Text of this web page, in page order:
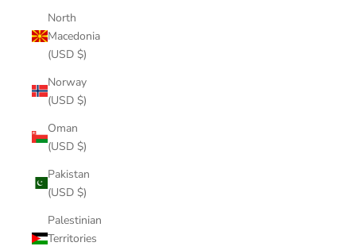
North
Macedonia
(USD $)
Norway
(USD $)
Oman
(USD $)
Pakistan
(USD $)
Palestinian
Territories